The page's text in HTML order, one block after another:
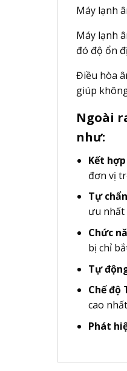
Máy lạnh
Máy lạnh
đó độ ổn
Điều hòa
giúp
Ngoài
như:
Kết
đơn vị
Tự
ưu nhất
Chức
bị chỉ
Tự
Chế độ
cao
Phát